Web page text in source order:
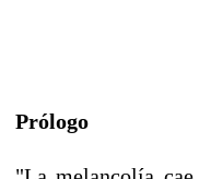
Prólogo